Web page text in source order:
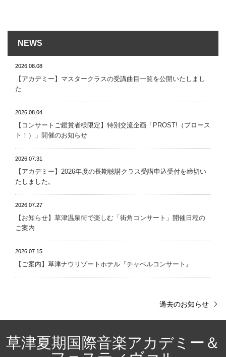
NEWS
2026.08.08
【アカデミー】マスタークラスの受講曲目一覧を公開いたしまし
た
2026.08.04
【コンサートご鑑賞者様限定】特別交流企画「PROST!（プロース
ト！）」開催のお知らせ
2026.07.31
【アカデミー】2026年度の長期聴講クラス受講申込受付を締切い
たしました。
2026.07.27
【お知らせ】草津温泉街で楽しむ「街角コンサート」開催日程の
ご案内
2026.07.15
【ご案内】草津ナウリゾートホテル『チャペルコンサート』
過去のお知らせ
草津夏期国際音楽アカデミー＆